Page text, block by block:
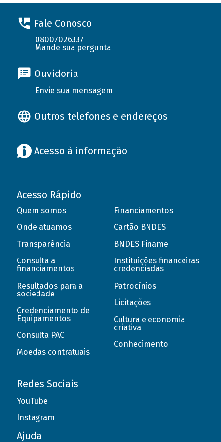
Fale Conosco
08007026337
Mande sua pergunta
Ouvidoria
Envie sua mensagem
Outros telefones e endereços
Acesso à informação
Acesso Rápido
Quem somos
Onde atuamos
Transparência
Consulta a
financiamentos
Resultados para a
sociedade
Credenciamento de
Equipamentos
Consulta PAC
Moedas contratuais
Financiamentos
Cartão BNDES
BNDES Finame
Instituições financeiras
credenciadas
Patrocínios
Licitações
Cultura e economia
criativa
Conhecimento
Redes Sociais
YouTube
Instagram
Ajuda